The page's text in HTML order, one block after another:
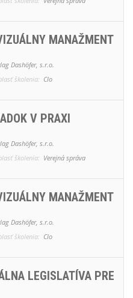
MANAŽMENT
Dashöfer, s.r.o.
školenia: Clo
V PRAXI
Dashöfer, s.r.o.
školenia: Verejná správa
MANAŽMENT
Dashöfer, s.r.o.
školenia: Clo
LEGISLATÍVA PRE